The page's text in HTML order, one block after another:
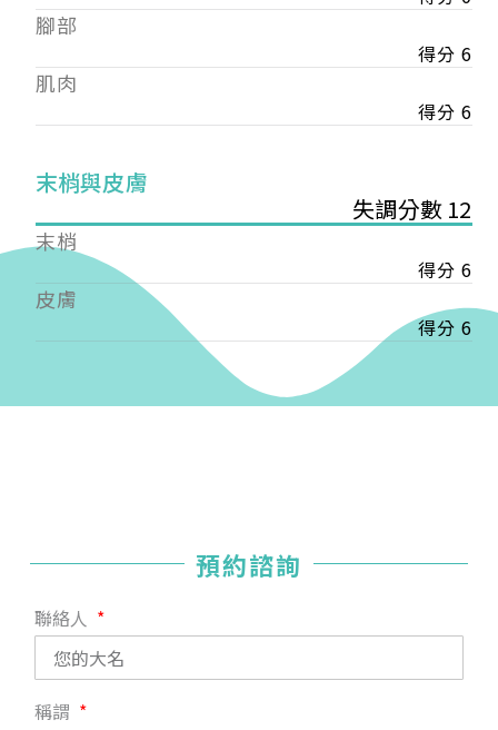
腳部
得分 6
肌肉
得分 6
末梢與皮膚
失調分數 12
末梢
得分 6
皮膚
得分 6
預約諮詢
聯絡人
稱謂
——
【會費】
個人會員:
入會費新臺幣1200元，於會員入會時繳納；常年會
入會費新臺幣3000元，於會員入會時繳納；常年會
戶名: 社團法人台灣自律神經健康培訓暨發展協會
帳號: 003-03-501566-2
銀行: (013) 國泰世華 南京東路分行